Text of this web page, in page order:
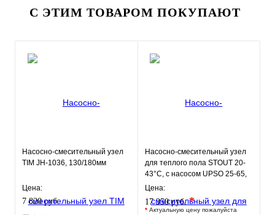
С ЭТИМ ТОВАРОМ ПОКУПАЮТ
Насосно-смесительный узел
TIM JH-1036, 130/180мм
Цена:
7 820 руб.
Насосно-смесительный узел
для теплого пола STOUT 20-
43°C, с насосом UPSO 25-65,
130 mm
Цена:
17 350 руб.*
* Актуальную цену пожалуйста